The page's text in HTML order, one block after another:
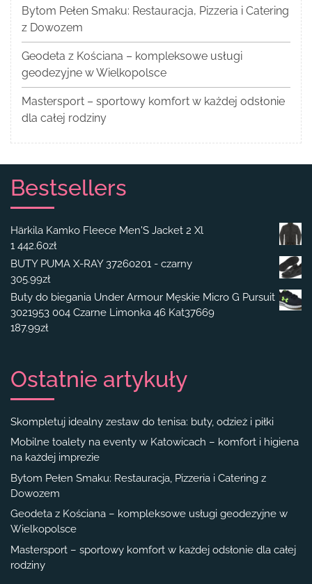
Bytom Pełen Smaku: Restauracja, Pizzeria i Catering
z Dowozem
Geodeta z Kościana – kompleksowe usługi
geodezyjne w Wielkopolsce
Mastersport – sportowy komfort w każdej odsłonie
dla całej rodziny
Bestsellers
Härkila Kamko Fleece Men'S Jacket 2 Xl
1 442.60zł
BUTY PUMA X-RAY 37260201 - czarny
305.99zł
Buty do biegania Under Armour Męskie Micro G Pursuit
3021953 004 Czarne Limonka 46 Kat37669
187.99zł
Ostatnie artykuły
Skompletuj idealny zestaw do tenisa: buty, odzież i piłki
Mobilne toalety na eventy w Katowicach – komfort i higiena
na każdej imprezie
Bytom Pełen Smaku: Restauracja, Pizzeria i Catering z
Dowozem
Geodeta z Kościana – kompleksowe usługi geodezyjne w
Wielkopolsce
Mastersport – sportowy komfort w każdej odsłonie dla całej
rodziny